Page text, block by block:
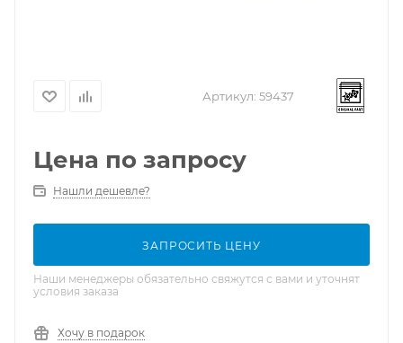
Артикул: 59437
Цена по запросу
Нашли дешевле?
ЗАПРОСИТЬ ЦЕНУ
Наши менеджеры обязательно свяжутся с вами и уточнят
условия заказа
Хочу в подарок